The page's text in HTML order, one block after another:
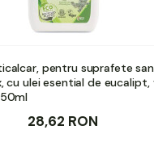
pentru suprafete
cu ulei esential de eucalipt,
28,62 RON